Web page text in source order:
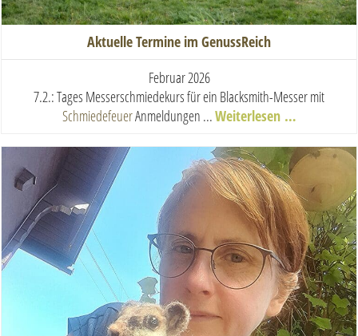
Aktuelle Termine im GenussReich
Februar 2026
7.2.: Tages Messerschmiedekurs für ein Blacksmith-Messer mit
SchmiedefeuerAnmeldungen ...Weiterlesen …